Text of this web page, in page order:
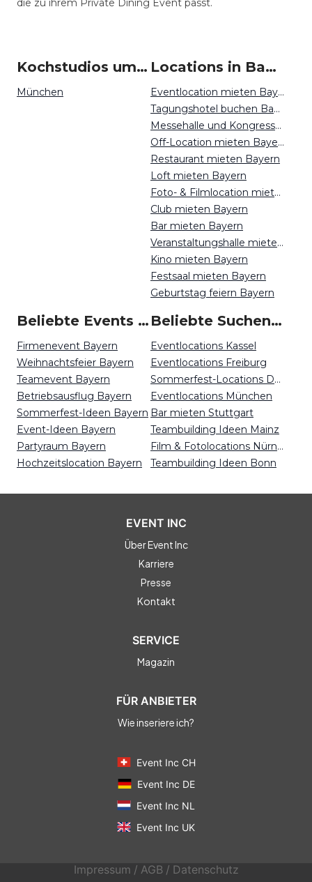
die zu ihrem Private Dining Event passt.
Kochstudios um Bayern
München
Locations in Bayern mieten
Eventlocation mieten Bayern
Tagungshotel buchen Bayern
Messehalle und Kongresszentrum mieten Bayern
Off-Location mieten Bayern
Restaurant mieten Bayern
Loft mieten Bayern
Foto- & Filmlocation mieten Bayern
Club mieten Bayern
Bar mieten Bayern
Veranstaltungshalle mieten Bayern
Kino mieten Bayern
Festsaal mieten Bayern
Geburtstag feiern Bayern
Beliebte Events in Bayern
Firmenevent Bayern
Weihnachtsfeier Bayern
Teamevent Bayern
Betriebsausflug Bayern
Sommerfest-Ideen Bayern
Event-Ideen Bayern
Partyraum Bayern
Hochzeitslocation Bayern
Beliebte Suchen auf Event Inc
Eventlocations Kassel
Eventlocations Freiburg
Sommerfest-Locations Düsseldorf
Eventlocations München
Bar mieten Stuttgart
Teambuilding Ideen Mainz
Film & Fotolocations Nürnberg
Teambuilding Ideen Bonn
EVENT INC
Über Event Inc
Karriere
Presse
Kontakt
SERVICE
Magazin
FÜR ANBIETER
Wie inseriere ich?
Event Inc CH
Event Inc DE
Event Inc NL
Event Inc UK
Impressum / AGB / Datenschutz